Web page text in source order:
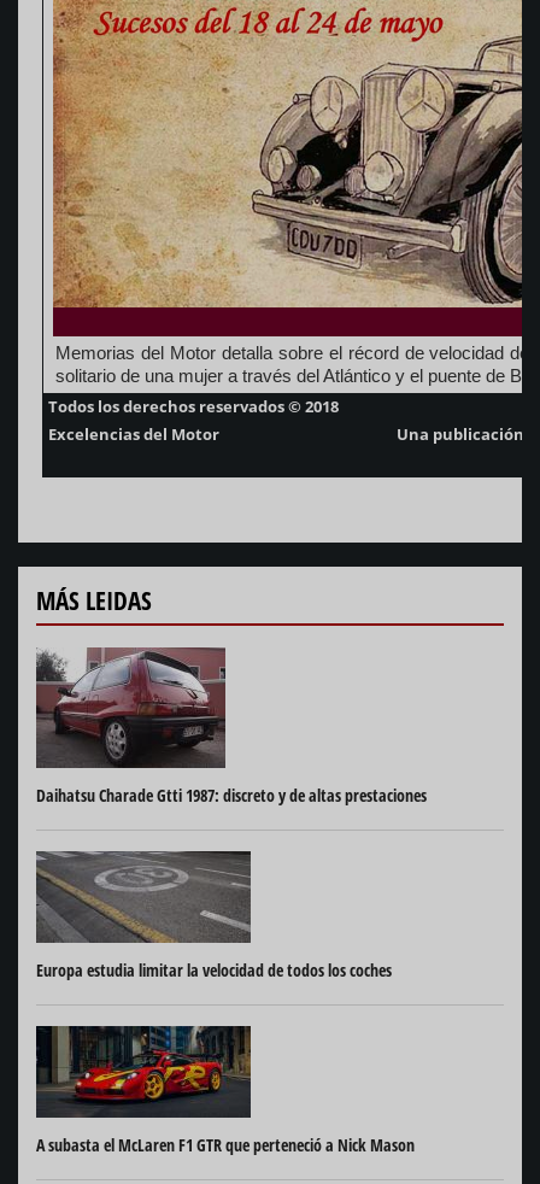
Memorias del Motor detalla sobre el récord de velocidad
solitario de una mujer a través del Atlántico y el puente de
Todos los derechos reservados © 2018
Excelencias del Motor
Una publicación
MÁS LEIDAS
Daihatsu Charade Gtti 1987: discreto y de altas prestaciones
Europa estudia limitar la velocidad de todos los coches
A subasta el McLaren F1 GTR que perteneció a Nick Mason